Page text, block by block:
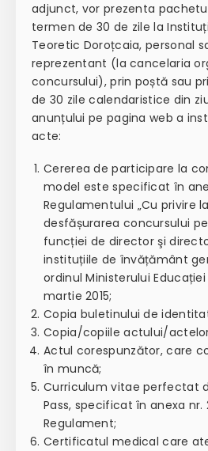
adjunct, vor prezenta
termen de 30 de zile la
Teoretic Doroțcaia, personal
reprezentant (la cancelaria
concursului), prin poștă sau
de 30 zile calendaristice din
anunțului pe pagina web a
acte:
Cererea de participare la
model este specificat în
Regulamentului „Cu privire
desfășurarea concursului
funcției de director şi
instituțiile de învățământ
ordinul Ministerului Educației
martie 2015;
Copia buletinului de
Copia/copiile actului/
Actul corespunzător, care
în muncă;
Curriculum vitae perfectat
Pass, specificat în anexa nr.
Regulament;
Certificatul medical care